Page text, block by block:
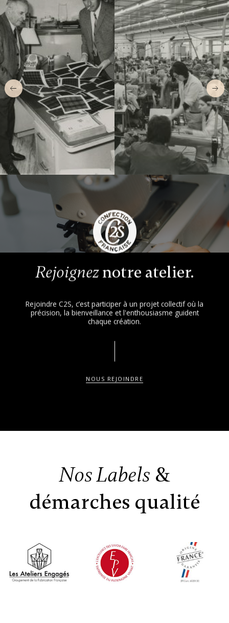
Rejoigneznotre atelier.
Rejoindre C2S, c’est participer à un projet collectif où la
précision, la bienveillance et l'enthousiasme guident
chaque création.
NOUS REJOINDRE
Nos Labels &
démarches qualité